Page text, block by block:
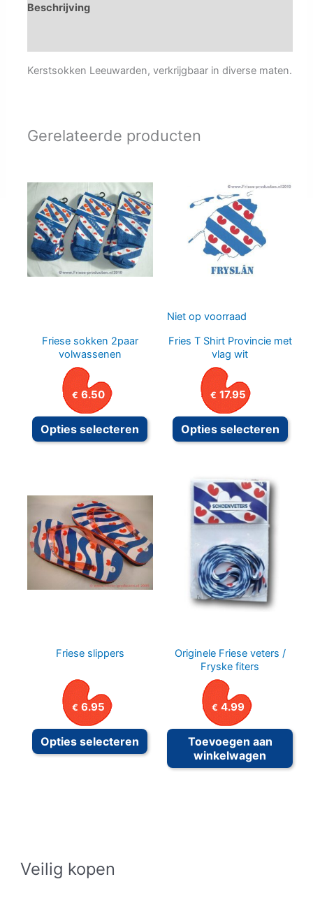
Veilig kopen
Beschrijving
Kerstsokken Leeuwarden, verkrijgbaar in diverse maten.
Gerelateerde producten
Friese sokken 2paar
volwassenen
€ 6.50
Opties selecteren
Dit
product
variaties.
kan
worden
Niet op voorraad
Fries T Shirt Provincie met
vlag wit
€ 17.95
Opties selecteren
Dit
Friese slippers
€ 6.95
Opties selecteren
Dit
product
heeft
Originele Friese veters /
Fryske fiters
€ 4.99
Toevoegen aan
winkelwagen